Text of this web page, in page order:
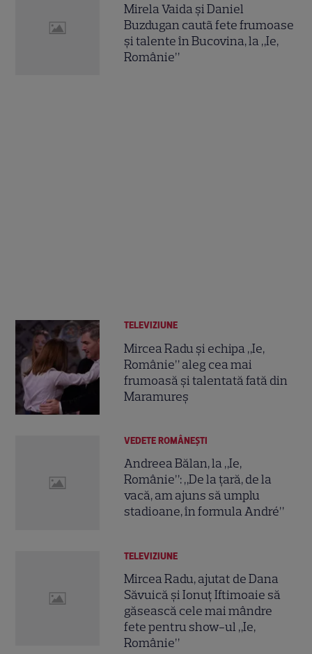
Mirela Vaida și Daniel
Buzdugan cautã fete frumoase
şi talente în Bucovina, la „Ie,
Românie”
TELEVIZIUNE
Mircea Radu și echipa „Ie,
Românie” aleg cea mai
frumoasă și talentată fată din
Maramureș
VEDETE ROMÂNEŞTI
Andreea Bălan, la „Ie,
Românie”: „De la țară, de la
vacă, am ajuns să umplu
stadioane, în formula André”
TELEVIZIUNE
Mircea Radu, ajutat de Dana
Săvuică și Ionuț Iftimoaie să
găsească cele mai mândre
fete pentru show-ul „Ie,
Românie”